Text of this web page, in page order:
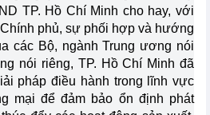
TP. Hồ Chí Minh cho hay, với
phủ, sự phối hợp và hướng
các Bộ, ngành Trung ương nói
nói riêng, TP. Hồ Chí Minh đã
pháp điều hành trong lĩnh vực
mại để đảm bảo ổn định phát